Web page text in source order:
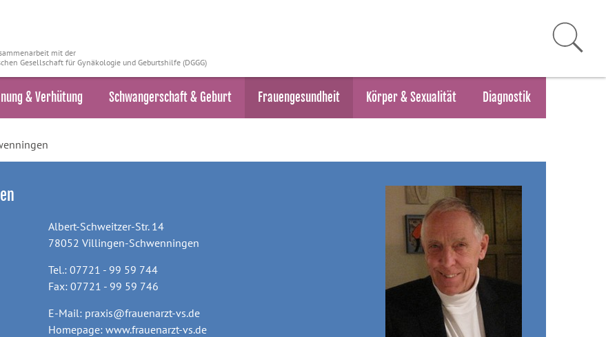
mit der
Gesellschaft für Gynäkologie und Geburtshilfe (DGGG)
& Verhütung Schwangerschaft & Geburt Frauengesundheit Körper & Sexualität Diagnostik
Albert-Schweitzer-Str. 14
78052 Villingen-Schwenningen
Tel.: 07721 - 99 59 744
Fax: 07721 - 99 59 746
E-Mail: praxis@frauenarzt-vs.de
Homepage: www.frauenarzt-vs.de